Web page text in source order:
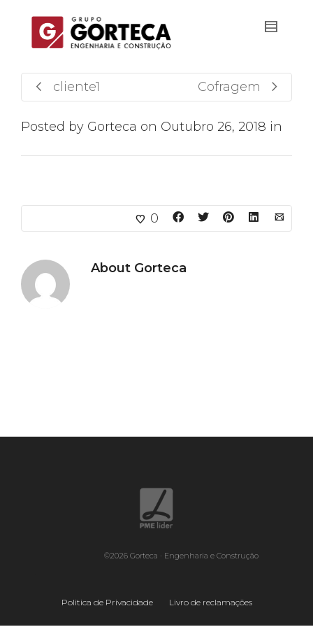
cliente1 Cofragem
Posted by Gorteca on Outubro 26, 2018 in
0
About Gorteca
©2026 Gorteca · Engenharia e Construção
Politica de Privacidade Livro de reclamações